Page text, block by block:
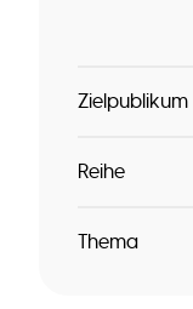
Zielpublikum
Reihe
Thema